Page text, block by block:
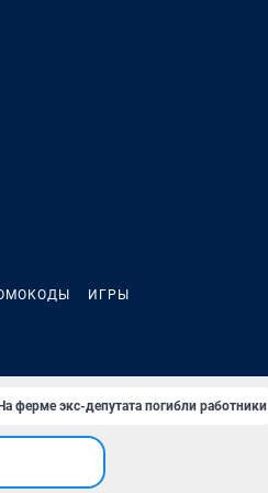
ИГРЫ
ферме экс-депутата погибли работники